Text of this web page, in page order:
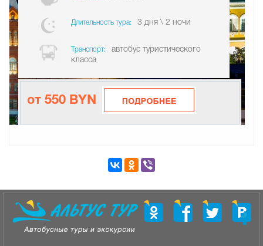
Длительность тура: 3 дня \ 2 ночи
Транспорт:
автобус туристического
класса
от 550 BYN